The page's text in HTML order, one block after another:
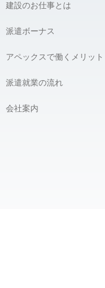
建設のお仕事とは
派遣ボーナス
アペックスで働くメリット
派遣就業の流れ
会社案内